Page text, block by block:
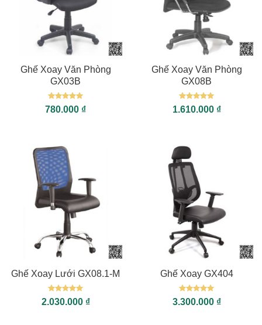
Ghế Xoay Văn Phòng
GX03B
Được xếp
hạng55
780.000 ₫
Ghế Xoay Văn Phòng
GX08B
Được xếp
hạng55
1.610.000 ₫
Ghế Xoay Lưới GX08.1-M
Được xếp
hạng55
2.030.000 ₫
Ghế Xoay GX404
Được xếp
hạng55
3.300.000 ₫